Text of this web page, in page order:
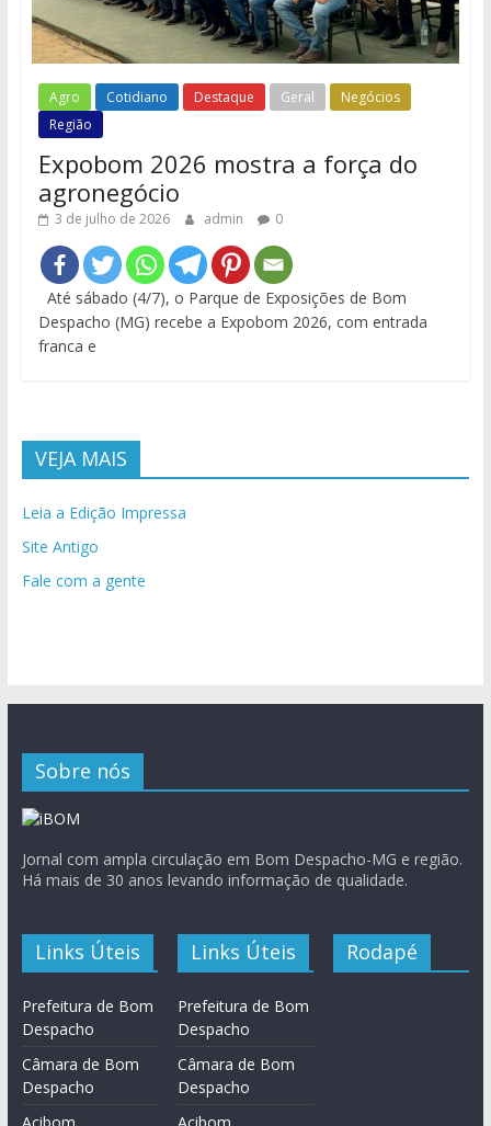
Agro Cotidiano Destaque Geral
Negócios
Região
Expobom 2026 mostra a força do
agronegócio
3 de julho de 2026 admin 0
Até sábado (4/7), o Parque de Exposições de Bom
Despacho (MG) recebe a Expobom 2026, com entrada
franca e
VEJA MAIS
Leia a Edição Impressa
Site Antigo
Fale com a gente
Sobre nós
Jornal com ampla circulação em Bom Despacho-MG e região.
Há mais de 30 anos levando informação de qualidade.
Links Úteis
Prefeitura de Bom
Despacho
Câmara de Bom
Despacho
Links Úteis
Prefeitura de Bom
Despacho
Câmara de Bom
Despacho
Rodapé